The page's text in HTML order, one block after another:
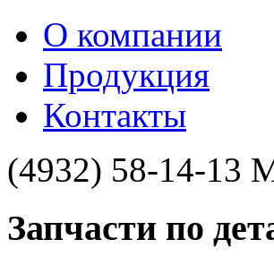
О компании
Продукция
Контакты
(4932) 58-14-13
Запчасти по